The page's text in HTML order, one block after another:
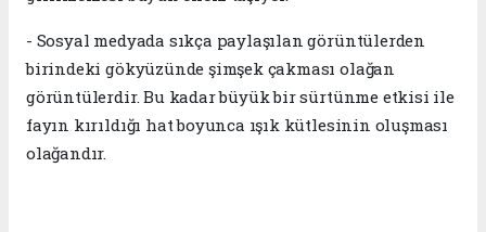
- Sosyal medyada sıkça paylaşılan görüntülerden
birindeki gökyüzünde şimşek çakması olağan
görüntülerdir. Bu kadar büyük bir sürtünme etkisi ile
fayın kırıldığı hat boyunca ışık kütlesinin oluşması
olağandır.